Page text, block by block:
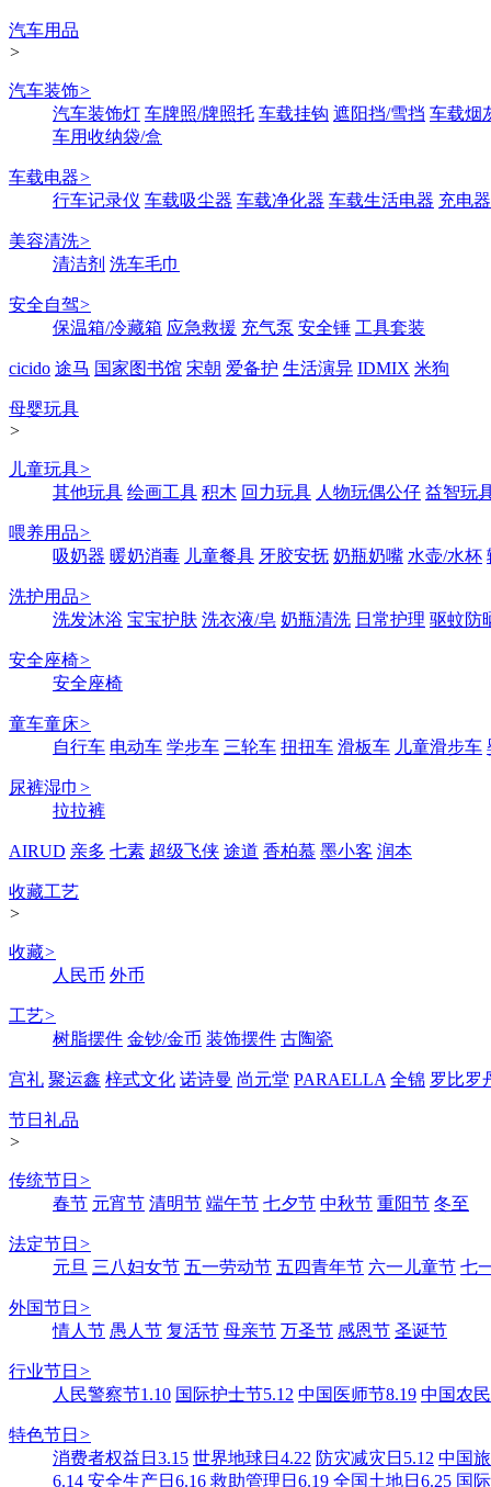
汽车用品
>
汽车装饰>
汽车装饰灯 车牌照/牌照托 车载挂钩 遮阳挡/雪挡 车载烟
车用收纳袋/盒
车载电器>
行车记录仪 车载吸尘器 车载净化器 车载生活电器 充电
美容清洗>
清洁剂 洗车毛巾
安全自驾>
保温箱/冷藏箱 应急救援 充气泵 安全锤 工具套装
cicido 途马 国家图书馆 宋朝 爱备护 生活演异 IDMIX 米狗
母婴玩具
>
儿童玩具>
其他玩具 绘画工具 积木 回力玩具 人物玩偶公仔 益智玩
喂养用品>
吸奶器 暖奶消毒 儿童餐具 牙胶安抚 奶瓶奶嘴 水壶/水杯
洗护用品>
洗发沐浴 宝宝护肤 洗衣液/皂 奶瓶清洗 日常护理 驱蚊防
安全座椅>
安全座椅
童车童床>
自行车 电动车 学步车 三轮车 扭扭车 滑板车 儿童滑步车
尿裤湿巾 >
拉拉裤
AIRUD 亲多 七素 超级飞侠 途道 香柏慕 墨小客 润本
收藏工艺
>
收藏>
人民币 外币
工艺>
树脂摆件 金钞/金币 装饰摆件 古陶瓷
宫礼 聚运鑫 梓式文化 诺诗曼 尚元堂 PARAELLA 全锦 罗比罗
节日礼品
>
传统节日 >
春节 元宵节 清明节 端午节 七夕节 中秋节 重阳节 冬至
法定节日 >
元旦 三八妇女节 五一劳动节 五四青年节 六一儿童节 七
外国节日 >
情人节 愚人节 复活节 母亲节 万圣节 感恩节 圣诞节
行业节日 >
人民警察节1.10 国际护士节5.12 中国医师节8.19 中国农
特色节日 >
消费者权益日3.15 世界地球日4.22 防灾减灾日5.12 中国
6.14 安全生产日6.16 救助管理日6.19 全国土地日6.25 国